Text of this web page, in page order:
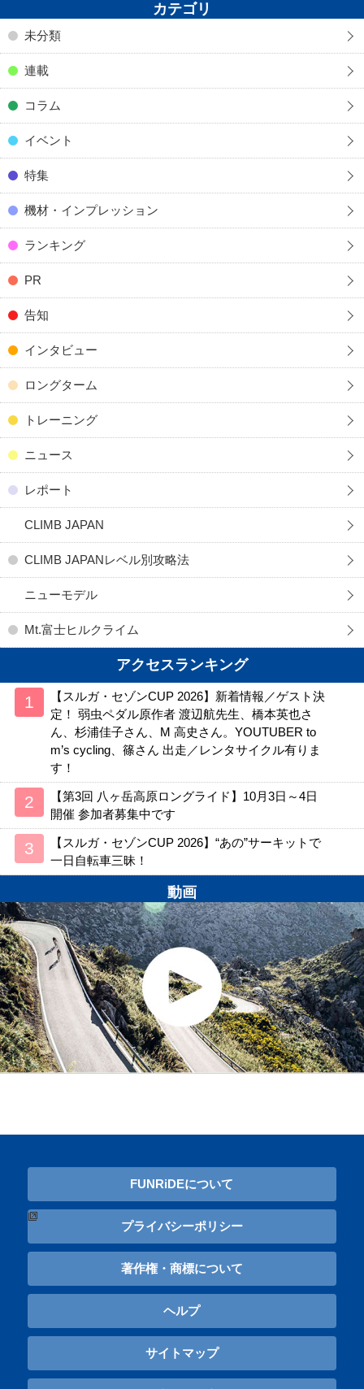
カテゴリ
未分類
連載
コラム
イベント
特集
機材・インプレッション
ランキング
PR
告知
インタビュー
ロングターム
トレーニング
ニュース
レポート
CLIMB JAPAN
CLIMB JAPANレベル別攻略法
ニューモデル
Mt.富士ヒルクライム
アクセスランキング
【スルガ・セゾンCUP 2026】新着情報／ゲスト決
定！ 弱虫ペダル原作者 渡辺航先生、橋本英也さ
ん、杉浦佳子さん、M 高史さん。YOUTUBER to
m’s cycling、篠さん 出走／レンタサイクル有りま
す！
【第3回 八ヶ岳高原ロングライド】10月3日～4日
開催 参加者募集中です
【スルガ・セゾンCUP 2026】“あの”サーキットで
一日自転車三昧！
動画
FUNRiDEについて
プライバシーポリシー
著作権・商標について
ヘルプ
サイトマップ